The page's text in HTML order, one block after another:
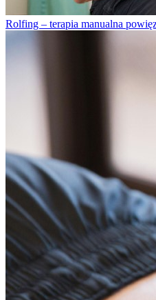
Rolfing – terapia manualna